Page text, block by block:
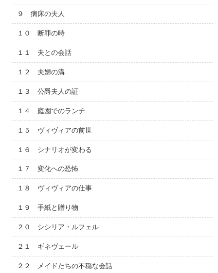
９ 病床の夫人
１０ 断罪の時
１１ 夫との会話
１２ 夫婦の溝
１３ 公爵夫人の証
１４ 庭園でのランチ
１５ ヴィヴィアの前世
１６ シナリオが変わる
１７ 変化への恐怖
１８ ヴィヴィアの仕事
１９ 手紙と贈り物
２０ シシリア・ルフェル
２１ ギネヴェール
２２ メイドたちの不穏な会話